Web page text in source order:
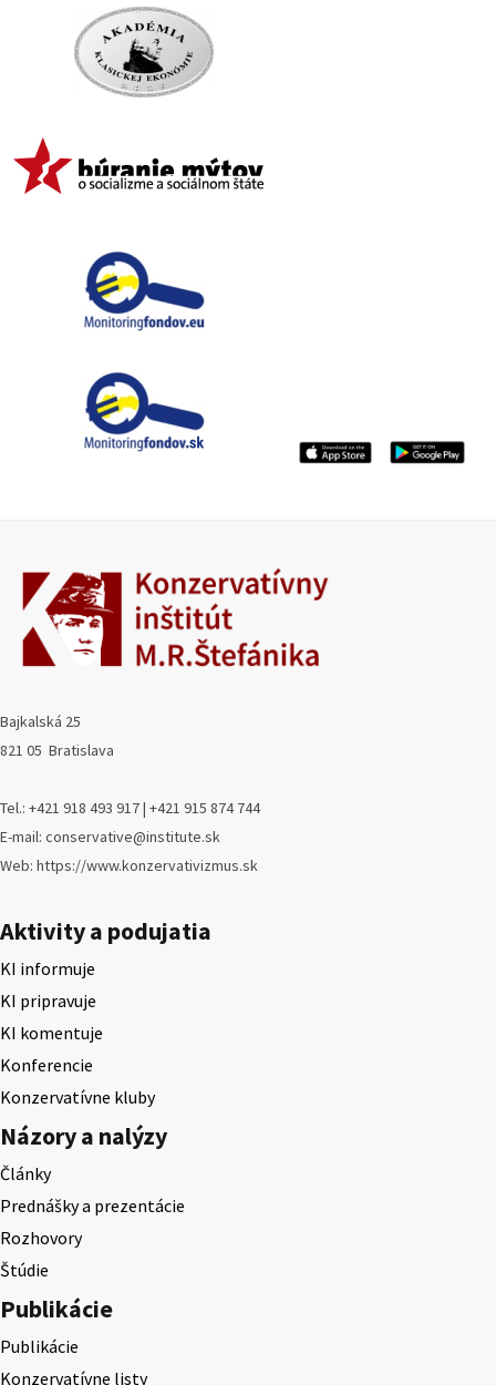
Bajkalská 25
821 05 Bratislava
Tel.: +421 918 493 917 | +421 915 874 744
E-mail: conservative@institute.sk
Web: https://www.konzervativizmus.sk
Aktivity a podujatia
KI informuje
KI pripravuje
KI komentuje
Konferencie
Konzervatívne kluby
Názory a nalýzy
Články
Prednášky a prezentácie
Rozhovory
Štúdie
Publikácie
Publikácie
Konzervatívne listy